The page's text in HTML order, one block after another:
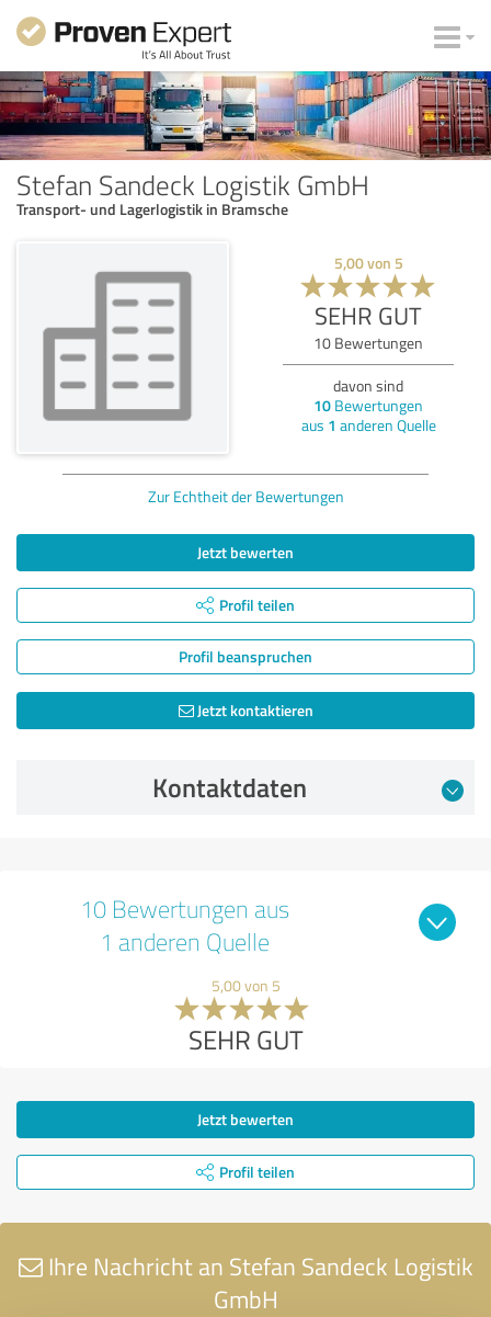
Stefan Sandeck Logistik GmbH
Transport- und Lagerlogistik in Bramsche
5,00von 5
SEHR GUT
10 Bewertungen
davon sind
10 Bewertungen
aus 1 anderen Quelle
Zur Echtheit der Bewertungen
Jetzt bewerten
Profil teilen
Profil beanspruchen
Jetzt kontaktieren
Kontaktdaten
10 Bewertungen aus
1 anderen Quelle
5,00 von 5
SEHR GUT
Jetzt bewerten
Profil teilen
Ihre Nachricht an Stefan Sandeck Logistik
GmbH